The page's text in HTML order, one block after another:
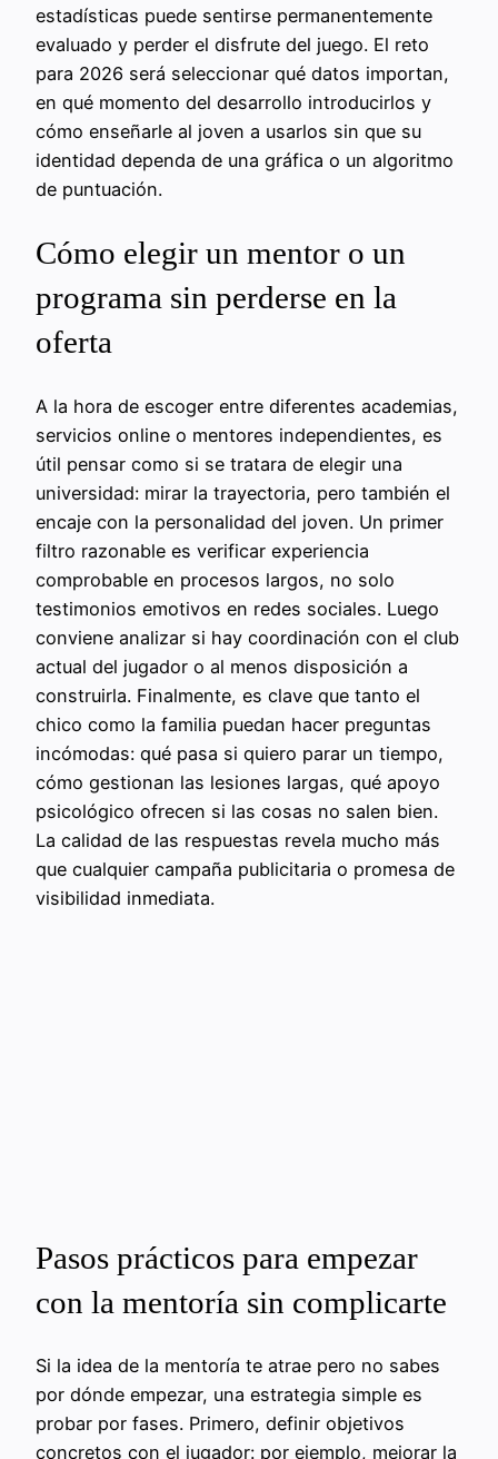
estadísticas puede sentirse permanentemente
evaluado y perder el disfrute del juego. El reto
para 2026 será seleccionar qué datos importan,
en qué momento del desarrollo introducirlos y
cómo enseñarle al joven a usarlos sin que su
identidad dependa de una gráfica o un algoritmo
de puntuación.
Cómo elegir un mentor o un
programa sin perderse en la
oferta
A la hora de escoger entre diferentes academias,
servicios online o mentores independientes, es
útil pensar como si se tratara de elegir una
universidad: mirar la trayectoria, pero también el
encaje con la personalidad del joven. Un primer
filtro razonable es verificar experiencia
comprobable en procesos largos, no solo
testimonios emotivos en redes sociales. Luego
conviene analizar si hay coordinación con el club
actual del jugador o al menos disposición a
construirla. Finalmente, es clave que tanto el
chico como la familia puedan hacer preguntas
incómodas: qué pasa si quiero parar un tiempo,
cómo gestionan las lesiones largas, qué apoyo
psicológico ofrecen si las cosas no salen bien.
La calidad de las respuestas revela mucho más
que cualquier campaña publicitaria o promesa de
visibilidad inmediata.
Pasos prácticos para empezar
con la mentoría sin complicarte
Si la idea de la mentoría te atrae pero no sabes
por dónde empezar, una estrategia simple es
probar por fases. Primero, definir objetivos
concretos con el jugador: por ejemplo, mejorar la